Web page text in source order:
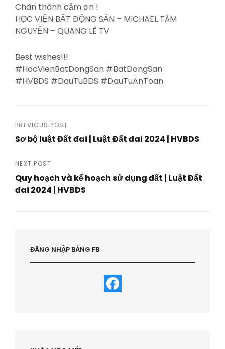
Chân thành cảm ơn !
HỌC VIỆN BẤT ĐỘNG SẢN – MICHAEL TÂM
NGUYỄN – QUANG LÊ TV
Best wishes!!!
#HocVienBatDongSan #BatDongSan
#HVBDS #DauTuBDS #DauTuAnToan
Post
navigation
PREVIOUS POST
Sơ bộ luật Đất đai | Luật Đất đai 2024 | HVBDS
Post
NEXT POST
Quy hoạch và kế hoạch sử dụng đất | Luật Đất
đai 2024 | HVBDS
ĐĂNG NHẬP BẰNG FB